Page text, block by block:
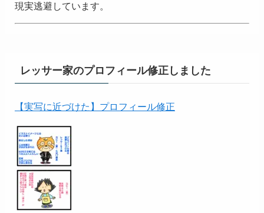
現実逃避しています。
レッサー家のプロフィール修正しました
【実写に近づけた】プロフィール修正